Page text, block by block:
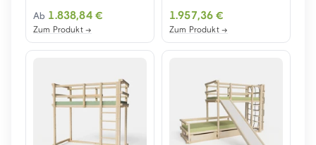
Ab 1.838,84 €
Zum Produkt →
1.957,36 €
Zum Produkt →